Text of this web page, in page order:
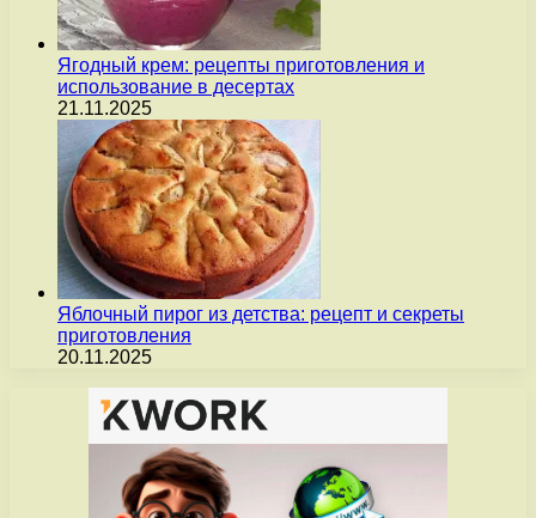
Ягодный крем: рецепты приготовления и
использование в десертах
21.11.2025
Яблочный пирог из детства: рецепт и секреты
приготовления
20.11.2025